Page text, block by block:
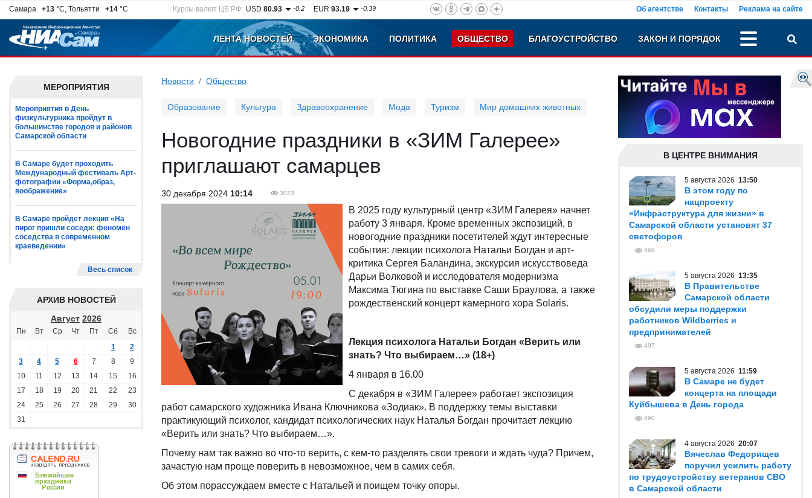
Самара +13 °C, Тольятти +14 °C Курсы валют ЦБ РФ: USD80.93 -0.2 EUR93.19 -0.39 Об агентстве Контакты Реклама на сайте
ЛЕНТА НОВОСТЕЙ ЭКОНОМИКА ПОЛИТИКА ОБЩЕСТВО БЛАГОУСТРОЙСТВО ЗАКОН И ПОРЯДОК
МЕРОПРИЯТИЯ
Мероприятия в День
физкультурника пройдут в
большинстве городов и районов
Самарской области
В Самаре будет проходить
Международный фестиваль Арт-
фотографии «Форма,образ,
воображение»
В Самаре пройдет лекция «На
пирог пришли соседи: феномен
соседства в современном
краеведении»
Весь список
АРХИВ НОВОСТЕЙ
Август 2026
Пн Вт Ср Чт Пт Сб
Вс
1
2
3
4 5 6 7 8
9
10
11 12 13 14 15
16
17
18 19 20 21 22
23
24
25 26 27 28 29
30
31
Новости Общество
Образование Культура Здравоохранение Мода Туризм Мир домашних животных
Новогодние праздники в «ЗИМ Галерее»
приглашают самарцев
30 декабря 2024 10:14 3023
В 2025 году культурный центр «ЗИМ Галерея» начнет
работу 3 января. Кроме временных экспозиций, в
новогодние праздники посетителей ждут интересные
события: лекции психолога Натальи Богдан и арт-
критика Сергея Баландина, экскурсия искусствоведа
Дарьи Волковой и исследователя модернизма
Максима Тюгина по выставке Саши Браулова, а также
рождественский концерт камерного хора Solaris.
Лекция психолога Натальи Богдан «Верить или
знать? Что выбираем…» (18+)
4 января в 16.00
С декабря в «ЗИМ Галерее» работает экспозиция
работ самарского художника Ивана Ключникова «Зодиак». В поддержку темы выставки
практикующий психолог, кандидат психологических наук Наталья Богдан прочитает лекцию
«Верить или знать? Что выбираем…».
Почему нам так важно во что-то верить, с кем-то разделять свои тревоги и ждать чуда? Причем,
зачастую нам проще поверить в невозможное, чем в самих себя.
Об этом порассуждаем вместе с Натальей и поищем точку опоры.
В ЦЕНТРЕ ВНИМАНИЯ
5 августа 2026 13:50
В этом году по
нацпроекту
«Инфраструктура для жизни» в
Самарской области установят 37
светофоров
468
5 августа 2026 13:35
В Правительстве
Самарской области
обсудили меры поддержки
работников Wildberries и
предпринимателей
497
5 августа 2026 11:59
В Самаре не будет
концерта на площади
Куйбышева в День города
490
4 августа 2026 20:07
Вячеслав Федорищев
поручил усилить работу
по трудоустройству ветеранов СВО
в Самарской области